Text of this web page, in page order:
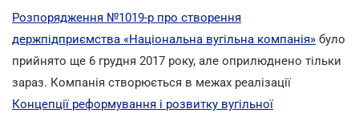
Розпорядження №1019-р про створення
держпідприємства «Національна вугільна компанія» було
прийнято ще 6 грудня 2017 року, але оприлюднено тільки
зараз. Компанія створюється в межах реалізації
Концепції реформування і розвитку вугільної